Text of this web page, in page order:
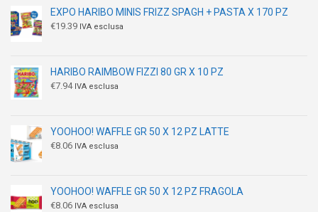
EXPO HARIBO MINIS FRIZZ SPAGH + PASTA X 170 PZ
€19.39 IVA esclusa
HARIBO RAIMBOW FIZZI 80 GR X 10 PZ
€7.94 IVA esclusa
YOOHOO! WAFFLE GR 50 X 12 PZ LATTE
€8.06 IVA esclusa
YOOHOO! WAFFLE GR 50 X 12 PZ FRAGOLA
€8.06 IVA esclusa